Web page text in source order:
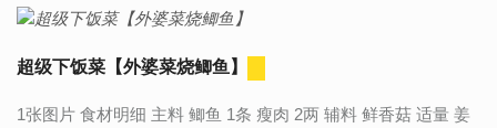
超级下饭菜【外婆菜烧鲫鱼】
1张图片 食材明细 主料 鲫鱼 1条 瘦肉 2两 辅料 鲜香菇 适量 姜